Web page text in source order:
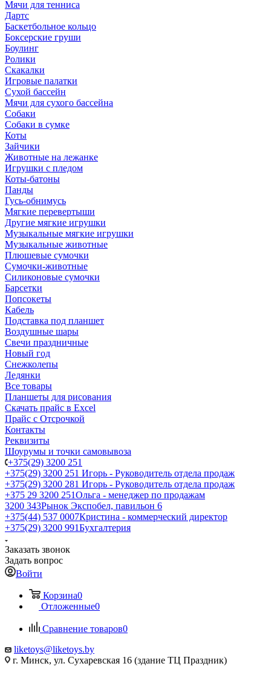
Мячи для тенниса
Дартс
Баскетбольное кольцо
Боксерские груши
Боулинг
Ролики
Скакалки
Игровые палатки
Сухой бассейн
Мячи для сухого бассейна
Собаки
Собаки в сумке
Коты
Зайчики
Животные на лежанке
Игрушки с пледом
Коты-батоны
Панды
Гусь-обнимусь
Мягкие перевертыши
Другие мягкие игрушки
Музыкальные мягкие игрушки
Музыкальные животные
Плюшевые сумочки
Сумочки-животные
Силиконовые сумочки
Барсетки
Попсокеты
Кабель
Подставка под планшет
Воздушные шары
Свечи праздничные
Новый год
Снежколепы
Ледянки
Все товары
Планшеты для рисования
Скачать прайс в Excel
Прайс с Отсрочкой
Контакты
Реквизиты
Шоурумы и точки самовывоза
+375(29) 3200 251
+375(29) 3200 251 Игорь - Руководитель отдела продаж
+375(29) 3200 281 Игорь - Руководитель отдела продаж
+З75 29 3200 251Ольга - менеджер по продажам
3200 343Рынок Экспобел, павильон 6
+375(44) 537 0007Кристина - коммерческий директор
+375(29) 3200 991Бухгалтерия
Заказать звонок
Задать вопрос
Войти
Корзина0
Отложенные0
Сравнение товаров0
liketoys@liketoys.by
г. Минск, ул. Сухаревская 16 (здание ТЦ Праздник)